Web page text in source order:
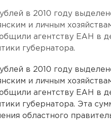
в 2010 году
и личным
агентству ЕАН в
губернатора.
в 2010 году
и личным
агентству ЕАН в
губернатора. Эта
областного